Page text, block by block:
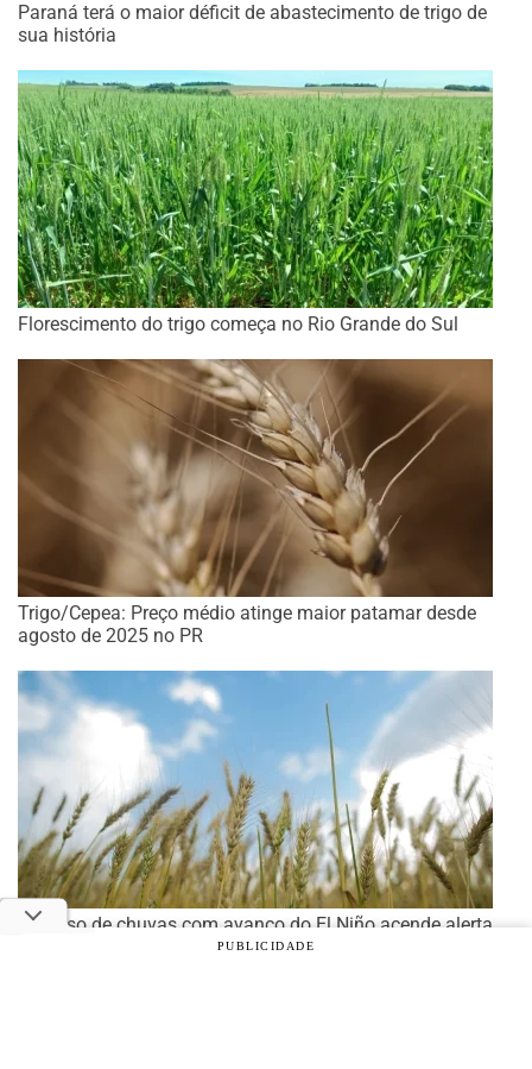
Paraná terá o maior déficit de abastecimento de trigo de
sua história
Florescimento do trigo começa no Rio Grande do Sul
Trigo/Cepea: Preço médio atinge maior patamar desde
agosto de 2025 no PR
Excesso de chuvas com avanço do El Niño acende alerta
para a safra de trigo no Sul do Brasil
PUBLICIDADE